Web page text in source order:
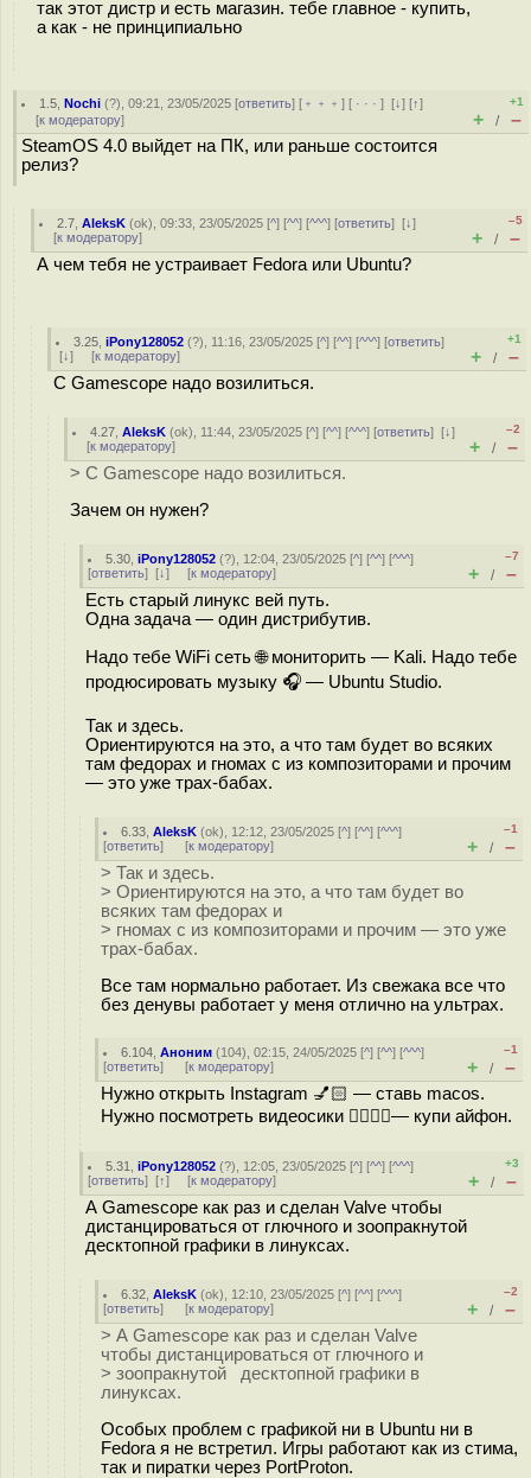
так этот дистр и есть магазин. тебе главное - купить,
а как - не принципиально
1.5 ,Nochi (?), 09:21, 23/05/2025 [ответить] [ ﹢﹢﹢] [ · · ·][↓] [↑]
[к модератору]
+1
+ / –
SteamOS 4.0 выйдет на ПК, или раньше состоится
релиз?
2.7 ,AleksK (ok), 09:33, 23/05/2025 [^] [^^] [^^^] [ответить][↓]
[к модератору]
–5
+ / –
А чем тебя не устраивает Fedora или Ubuntu?
3.25 ,iPony128052 (?), 11:16, 23/05/2025 [^] [^^] [^^^] [ответить]
[↓] [к модератору]
+1
+ / –
С Gamescope надо возилиться.
4.27 ,AleksK (ok), 11:44, 23/05/2025 [^] [^^] [^^^] [ответить][↓]
[к модератору]
–2
+ / –
> С Gamescope надо возилиться.
Зачем он нужен?
5.30 ,iPony128052 (?), 12:04, 23/05/2025 [^] [^^] [^^^]
[ответить] [↓] [к модератору]
–7
+ / –
Есть старый линукс вей путь.
Одна задача — один дистрибутив.
Надо тебе WiFi сеть 🌐 мониторить — Kali. Надо тебе
продюсировать музыку 🎧 — Ubuntu Studio.
Так и здесь.
Ориентируются на это, а что там будет во всяких
там федорах и гномах с из композиторами и прочим
— это уже трах-бабах.
6.33 ,AleksK (ok), 12:12, 23/05/2025 [^] [^^] [^^^]
[ответить] [к модератору]
–1
+ / –
> Так и здесь.
> Ориентируются на это, а что там будет во
всяких там федорах и
> гномах с из композиторами и прочим — это уже
трах-бабах.
Все там нормально работает. Из свежака все что
без денувы работает у меня отлично на ультрах.
6.104 ,Аноним (104), 02:15, 24/05/2025 [^] [^^] [^^^]
[ответить] [к модератору]
–1
+ / –
Нужно открыть Instagram 💅🏻 — ставь macos.
Нужно посмотреть видеосики 👉🏿👌🏻— купи айфон.
5.31 ,iPony128052 (?), 12:05, 23/05/2025 [^] [^^] [^^^]
[ответить] [↑] [к модератору]
+3
+ / –
А Gamescope как раз и сделан Valve чтобы
дистанцироваться от глючного и зоопракнутой
десктопной графики в линуксах.
6.32 ,AleksK (ok), 12:10, 23/05/2025 [^] [^^] [^^^]
[ответить] [к модератору]
–2
+ / –
> А Gamescope как раз и сделан Valve
чтобы дистанцироваться от глючного и
> зоопракнутой десктопной графики в
линуксах.
Особых проблем с графикой ни в Ubuntu ни в
Fedora я не встретил. Игры работают как из стима,
так и пиратки через PortProton.